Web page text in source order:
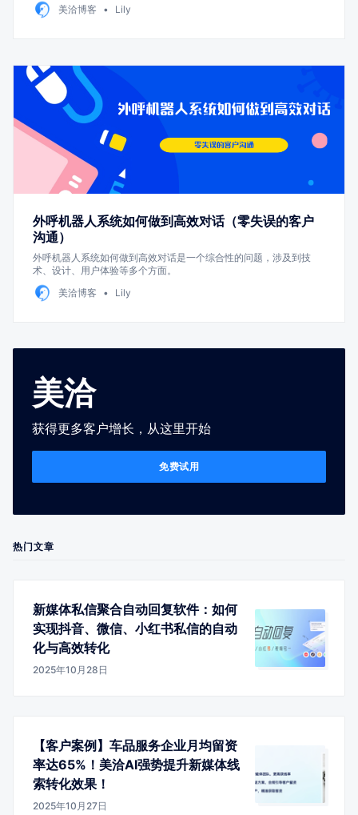
美洽博客
Lily
外呼机器人系统如何做到高效对话（零失误的客户
沟通）
外呼机器人系统如何做到高效对话是一个综合性的问题，涉及到技
术、设计、用户体验等多个方面。
美洽博客
Lily
美洽
获得更多客户增长，从这里开始
免费试用
热门文章
新媒体私信聚合自动回复软件：如何
实现抖音、微信、小红书私信的自动
化与高效转化
2025年10月28日
【客户案例】车品服务企业月均留资
率达65%！美洽AI强势提升新媒体线
索转化效果！
2025年10月27日